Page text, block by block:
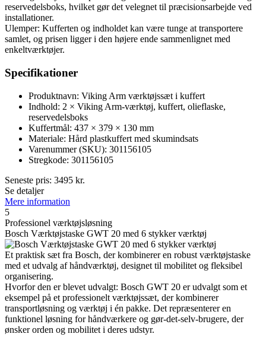
reservedelsboks, hvilket gør det velegnet til præcisionsarbejde ved
installationer.
Ulemper: Kufferten og indholdet kan være tunge at transportere
samlet, og prisen ligger i den højere ende sammenlignet med
enkeltværktøjer.
Specifikationer
Produktnavn: Viking Arm værktøjssæt i kuffert
Indhold: 2 × Viking Arm-værktøj, kuffert, olieflaske,
reservedelsboks
Kuffertmål: 437 × 379 × 130 mm
Materiale: Hård plastkuffert med skumindsats
Varenummer (SKU): 301156105
Stregkode: 301156105
Seneste pris: 3495 kr.
Se detaljer
Mere information
5
Professionel værktøjsløsning
Bosch Værktøjstaske GWT 20 med 6 stykker værktøj
Et praktisk sæt fra Bosch, der kombinerer en robust værktøjstaske
med et udvalg af håndværktøj, designet til mobilitet og fleksibel
organisering.
Hvorfor den er blevet udvalgt: Bosch GWT 20 er udvalgt som et
eksempel på et professionelt værktøjssæt, der kombinerer
transportløsning og værktøj i én pakke. Det repræsenterer en
funktionel løsning for håndværkere og gør-det-selv-brugere, der
ønsker orden og mobilitet i deres udstyr.